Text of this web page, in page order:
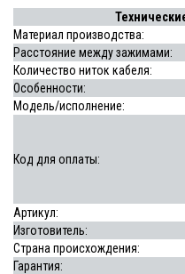
Материал производства:
Расстояние между зажимами:
Количество ниток кабеля:
Особенности:
Модель/исполнение:
Код для оплаты:
Артикул:
Изготовитель:
Страна происхождения:
Гарантия: